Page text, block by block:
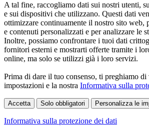
A tal fine, raccogliamo dati sui nostri utenti,
e sui dispositivi che utilizzano. Questi dati
ottimizzare continuamente il nostro sito web,
e contenuti personalizzati e per analizzare le
Inoltre, possiamo confrontare i tuoi dati
fornitori esterni e mostrarti offerte tramite i
online, ma solo se utilizzi già i loro servizi.
Prima di dare il tuo consenso, ti preghiamo
impostazioni e la nostra Informativa sulla
Accetta Solo obbligatori Personalizza le
Informativa sulla protezione dei dati